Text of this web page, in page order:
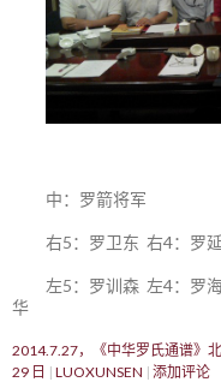
中：罗箭将军
右5：罗卫东 右4：罗
左5：罗训森 左4：罗
华
2014.7.27，《中华罗氏通谱》
29 日
LUOXUNSEN 添加评论